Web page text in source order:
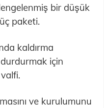
bir düşük
paketi.
kaldırma
durdurmak için
ve kurulumunu